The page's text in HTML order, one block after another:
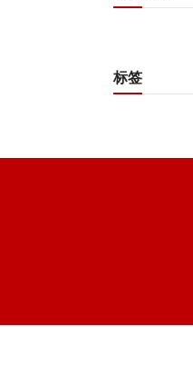
标签